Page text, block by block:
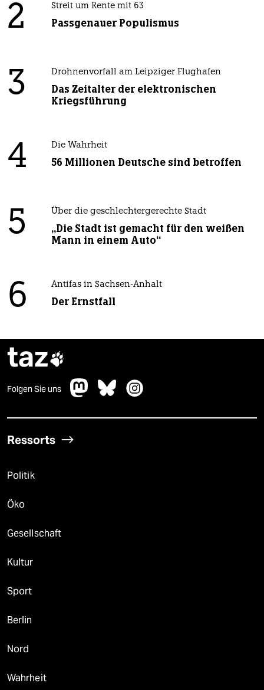
2 Streit um Rente mit 63
Passgenauer Populismus
3 Drohnenvorfall am Leipziger Flughafen
Das Zeitalter der elektronischen
Kriegsführung
4 Die Wahrheit
56 Millionen Deutsche sind betroffen
5 Über die geschlechtergerechte Stadt
„Die Stadt ist gemacht für den weißen
Mann in einem Auto“
6 Antifas in Sachsen-Anhalt
Der Ernstfall
taz
Folgen Sie uns
Ressorts
Politik
Öko
Gesellschaft
Kultur
Sport
Berlin
Nord
Wahrheit